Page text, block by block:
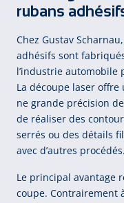
rubans
Chez Gus­tav
ad­hé­sifs sont
l’in­dus­trie au­to­mo­bi­le
La dé­cou­pe la­ser
ne gran­de pré­ci­sion
de ré­a­li­ser des
ser­rés ou des dé­tails
avec d’au­tres pro­cé­dés.
Le prin­ci­pal a­van­ta­ge
cou­pe. Con­trai­re­ment